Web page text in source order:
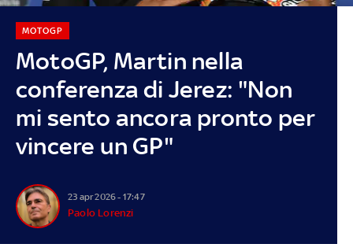
MotoGP, Martin nella
conferenza di Jerez: "Non
mi sento ancora pronto per
vincere un GP"
MOTOGP
23 apr 2026 - 17:47
Paolo Lorenzi